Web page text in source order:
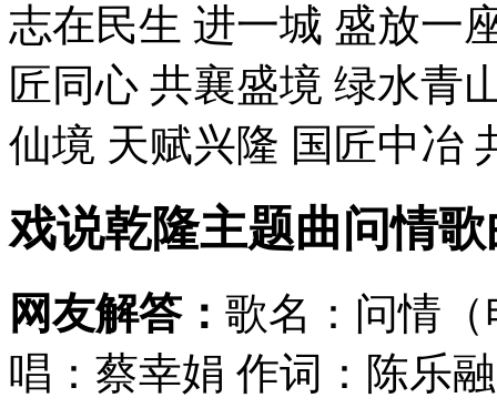
志在民生 进一城 盛放一
匠同心 共襄盛境 绿水青
仙境 天赋兴隆 国匠中冶
戏说乾隆主题曲问情
网友解答： 歌名：问情
唱：蔡幸娟 作词：陈乐